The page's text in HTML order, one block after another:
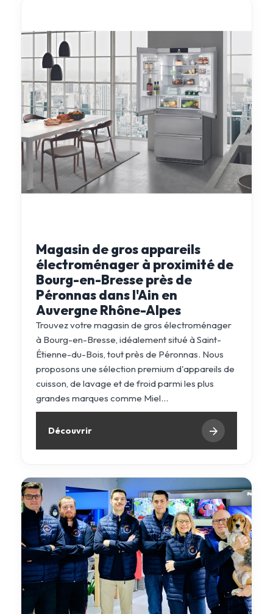
Magasin de gros appareils
électroménager à proximité de
Bourg-en-Bresse près de
Péronnas dans l'Ain en
Auvergne Rhône-Alpes
Trouvez votre magasin de gros électroménager
à Bourg-en-Bresse, idéalement situé à Saint-
Étienne-du-Bois, tout près de Péronnas. Nous
proposons une sélection premium d'appareils de
cuisson, de lavage et de froid parmi les plus
grandes marques comme Miel...
Découvrir